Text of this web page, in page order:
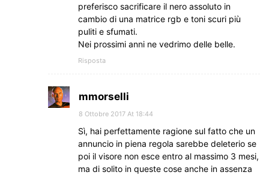
preferisco sacrificare il nero assoluto in
cambio di una matrice rgb e toni scuri più
puliti e sfumati.
Nei prossimi anni ne vedrimo delle belle.
Risposta
mmorselli
8 Ottobre 2017 At 18:44
Sì, hai perfettamente ragione sul fatto che un
annuncio in piena regola sarebbe deleterio se
poi il visore non esce entro al massimo 3 mesi,
ma di solito in queste cose anche in assenza